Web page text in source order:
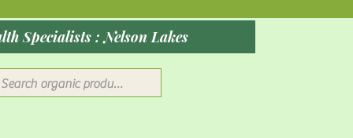
2026: Rocky Mountain Wellness Studio : Massage, Red Health Specialists : Nelson Lakes